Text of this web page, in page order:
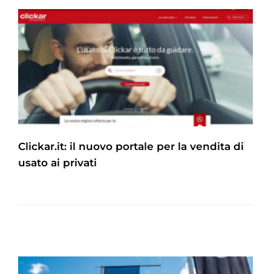
Clickar.it: il nuovo portale per la vendita di
usato ai privati